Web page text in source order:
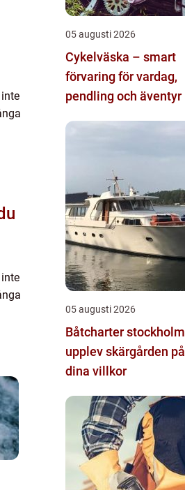
05 augusti 2026
Cykelväska – smart
förvaring för vardag,
pendling och äventyr
05 augusti 2026
Båtcharter stockholm
upplev skärgården på
dina villkor